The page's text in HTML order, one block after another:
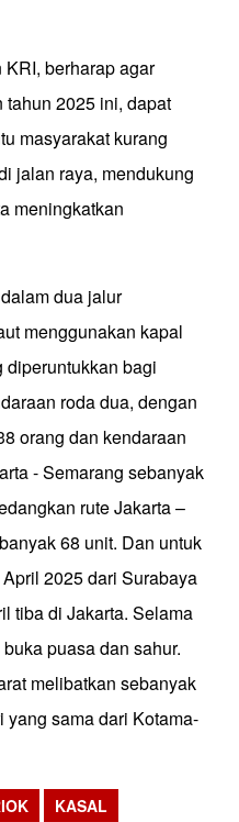
berharap agar
2025 ini, dapat
masyarakat kurang
jalan raya, mendukung
meningkatkan
dua jalur
menggunakan kapal
diperuntukkan bagi
roda dua, dengan
orang dan kendaraan
- Semarang sebanyak
rute Jakarta –
68 unit. Dan untuk
2025 dari Surabaya
tiba di Jakarta. Selama
puasa dan sahur.
melibatkan sebanyak
sama dari Kotama-
KASAL